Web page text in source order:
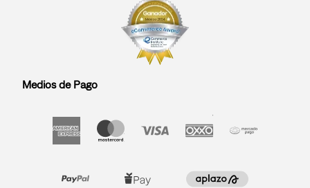
Medios de Pago